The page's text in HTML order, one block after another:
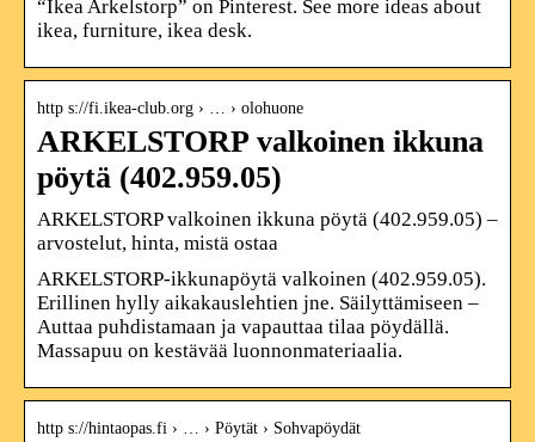
“Ikea Arkelstorp” on Pinterest. See more ideas about
ikea, furniture, ikea desk.
http s://fi.ikea-club.org › … › olohuone
ARKELSTORP valkoinen ikkuna
pöytä (402.959.05)
ARKELSTORP valkoinen ikkuna pöytä (402.959.05) –
arvostelut, hinta, mistä ostaa
ARKELSTORP-ikkunapöytä valkoinen (402.959.05).
Erillinen hylly aikakauslehtien jne. Säilyttämiseen –
Auttaa puhdistamaan ja vapauttaa tilaa pöydällä.
Massapuu on kestävää luonnonmateriaalia.
http s://hintaopas.fi › … › Pöytät › Sohvapöydät